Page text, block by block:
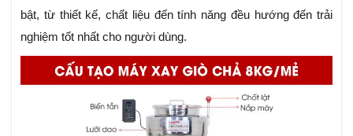
bật, từ thiết kế, chất liệu đến tính năng đều hướng đến trải
nghiệm tốt nhất cho người dùng.